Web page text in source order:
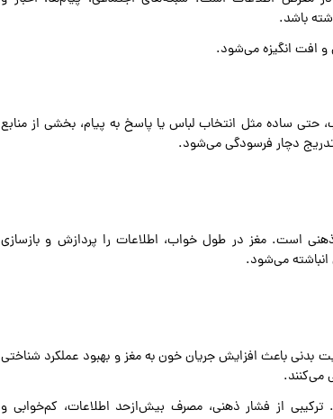
باشد.
افت انگیزه می‌شود.
حتی ساده مثل انتخاب لباس یا پاسخ به پیام، بخشی از منابع
دچار فرسودگی می‌شود.
است. مغز در طول خواب، اطلاعات را پردازش و بازسازی
می‌شود.
بدنی باعث افزایش جریان خون به مغز و بهبود عملکرد شناختی
می‌کنند.
از فشار ذهنی، مصرف بیش‌ازحد اطلاعات، کم‌خوابی و